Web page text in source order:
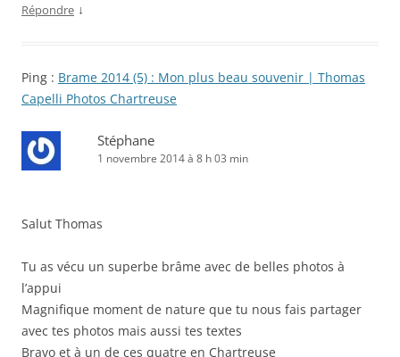
Répondre ↓
Ping : Brame 2014 (5) : Mon plus beau souvenir | Thomas
Capelli Photos Chartreuse
Stéphane
1 novembre 2014 à 8 h 03 min
Salut Thomas
Tu as vécu un superbe brâme avec de belles photos à
l’appui
Magnifique moment de nature que tu nous fais partager
avec tes photos mais aussi tes textes
Bravo et à un de ces quatre en Chartreuse